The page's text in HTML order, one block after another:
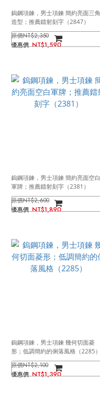
鎢鋼項鍊，男士項鍊 簡約亮面三角
造型；推薦鐳射刻字（2847）
NT$2,350
NT$1,590
鎢鋼項鍊，男士項鍊 簡約亮面空白
軍牌；推薦鐳射刻字（2381）
NT$2,600
NT$1,890
鎢鋼項鍊，男士項鍊 幾何切面菱
形；低調簡約的俐落風格（2285）
NT$2,100
NT$1,390